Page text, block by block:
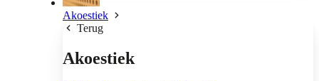
Akoestiek
Terug
Akoestiek